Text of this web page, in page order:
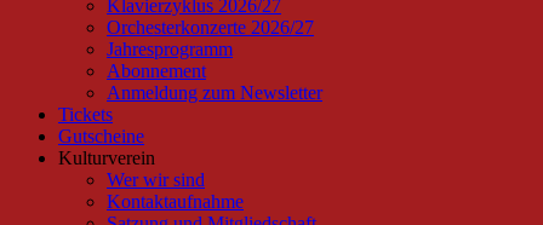
Klavierzyklus 2026/27
Orchesterkonzerte 2026/27
Jahresprogramm
Abonnement
Anmeldung zum Newsletter
Tickets
Gutscheine
Kulturverein
Wer wir sind
Kontaktaufnahme